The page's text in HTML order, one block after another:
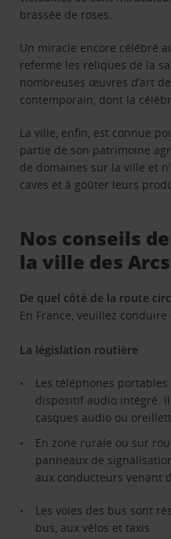
brassée de roses.
Un miracle encore célébré
referme les reliques de la
nombreuses œuvres d’art
contemporain, dont la
La ville, enfin, est connue
partie de son patrimoine
de domaines sur la ville et
caves et à goûter leurs
Nos conseils
la ville des Arcs
De quel côté de la route
En France, veuillez
La législation routière
Les téléphones
dispositif audio intégré.
casques audio ou
En zone rurale ou sur
panneaux de
aux conducteurs venant
Les voies des bus sont
bus, aux vélos et taxis